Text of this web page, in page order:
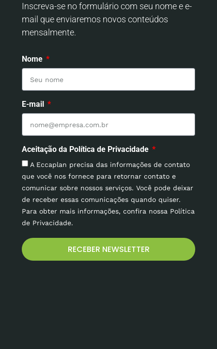
Inscreva-se no formulário com seu nome e e-
mail que enviaremos novos conteúdos
mensalmente.
Nome
E-mail
Aceitação da Política de Privacidade
A Eccaplan precisa das informações de contato
que você nos fornece para retornar contato e
comunicar sobre nossos serviços. Você pode deixar
de receber essas comunicações quando quiser.
Para obter mais informações, confira nossa Política
de Privacidade.
RECEBER NEWSLETTER